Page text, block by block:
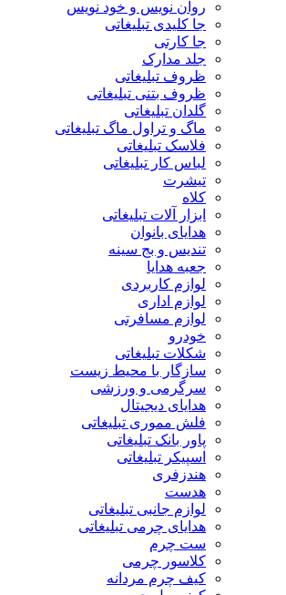
روان نویس و خود نویس
جا کلیدی تبلیغاتی
جا کارتی
جلد مدارک
ظروف تبلیغاتی
ظروف بتنی تبلیغاتی
گلدان تبلیغاتی
ماگ و تراول ماگ تبلیغاتی
فلاسک تبلیغاتی
لباس کار تبلیغاتی
تیشرت
کلاه
ابزار آلات تبلیغاتی
هدایای بانوان
تندیس و بج سینه
جعبه هدایا
لوازم کاربردی
لوازم اداری
لوازم مسافرتی
خودرو
شکلات تبلیغاتی
سازگار با محیط زیست
سرگرمی و ورزشی
هدایای دیجیتال
فلش مموری تبلیغاتی
پاور بانک تبلیغاتی
اسپیکر تبلیغاتی
هندزفری
هدست
لوازم جانبی تبلیغاتی
هدایای چرمی تبلیغاتی
ست چرم
کلاسور چرمی
کیف چرم مردانه